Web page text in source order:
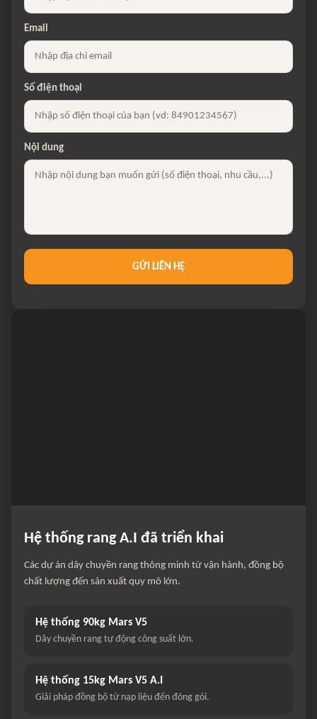
Hệ thống rang A.I đã triển khai
Các dự án dây chuyền rang thông minh từ vận hành, đồng bộ
chất lượng đến sản xuất quy mô lớn.
Hệ thống 90kg Mars V5
Dây chuyền rang tự động công suất lớn.
Hệ thống 15kg Mars V5 A.I
Giải pháp đồng bộ từ nạp liệu đến đóng gói.
Email
Số điện thoại
Nội dung
GỬI LIÊN HỆ